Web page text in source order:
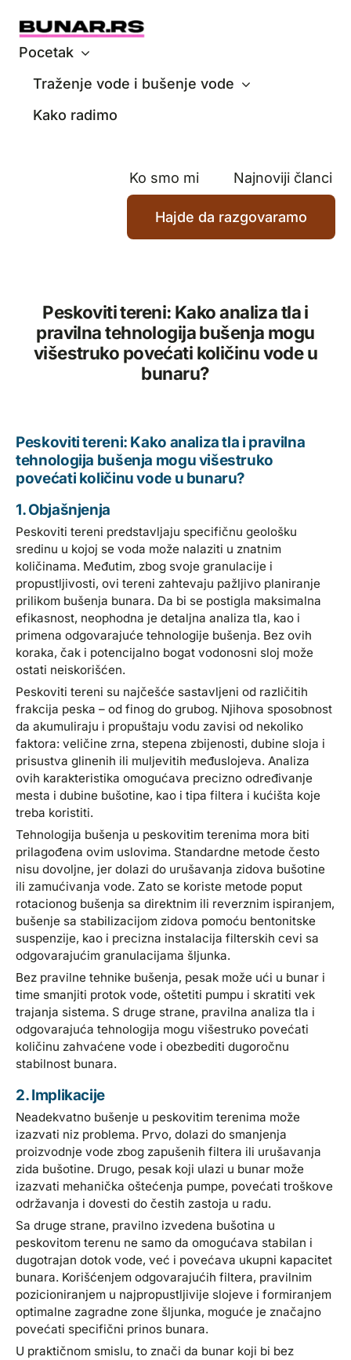
content
Pocetak
Traženje vode i bušenje vode
Kako radimo
Ko smo mi Najnoviji članci
Hajde da razgovaramo
Peskoviti tereni: Kako analiza tla i
pravilna tehnologija bušenja mogu
višestruko povećati količinu vode u
bunaru?
Peskoviti tereni: Kako analiza tla i pravilna
tehnologija bušenja mogu višestruko
povećati količinu vode u bunaru?
1. Objašnjenja
Peskoviti tereni predstavljaju specifičnu geološku
sredinu u kojoj se voda može nalaziti u znatnim
količinama. Međutim, zbog svoje granulacije i
propustljivosti, ovi tereni zahtevaju pažljivo planiranje
prilikom bušenja bunara. Da bi se postigla maksimalna
efikasnost, neophodna je detaljna analiza tla, kao i
primena odgovarajuće tehnologije bušenja. Bez ovih
koraka, čak i potencijalno bogat vodonosni sloj može
ostati neiskorišćen.
Peskoviti tereni su najčešće sastavljeni od različitih
frakcija peska – od finog do grubog. Njihova sposobnost
da akumuliraju i propuštaju vodu zavisi od nekoliko
faktora: veličine zrna, stepena zbijenosti, dubine sloja i
prisustva glinenih ili muljevitih međuslojeva. Analiza
ovih karakteristika omogućava precizno određivanje
mesta i dubine bušotine, kao i tipa filtera i kućišta koje
treba koristiti.
Tehnologija bušenja u peskovitim terenima mora biti
prilagođena ovim uslovima. Standardne metode često
nisu dovoljne, jer dolazi do urušavanja zidova bušotine
ili zamućivanja vode. Zato se koriste metode poput
rotacionog bušenja sa direktnim ili reverznim ispiranjem,
bušenje sa stabilizacijom zidova pomoću bentonitske
suspenzije, kao i precizna instalacija filterskih cevi sa
odgovarajućim granulacijama šljunka.
Bez pravilne tehnike bušenja, pesak može ući u bunar i
time smanjiti protok vode, oštetiti pumpu i skratiti vek
trajanja sistema. S druge strane, pravilna analiza tla i
odgovarajuća tehnologija mogu višestruko povećati
količinu zahvaćene vode i obezbediti dugoročnu
stabilnost bunara.
2. Implikacije
Neadekvatno bušenje u peskovitim terenima može
izazvati niz problema. Prvo, dolazi do smanjenja
proizvodnje vode zbog zapušenih filtera ili urušavanja
zida bušotine. Drugo, pesak koji ulazi u bunar može
izazvati mehanička oštećenja pumpe, povećati troškove
održavanja i dovesti do čestih zastoja u radu.
Sa druge strane, pravilno izvedena bušotina u
peskovitom terenu ne samo da omogućava stabilan i
dugotrajan dotok vode, već i povećava ukupni kapacitet
bunara. Korišćenjem odgovarajućih filtera, pravilnim
pozicioniranjem u najpropustljivije slojeve i formiranjem
optimalne zagradne zone šljunka, moguće je značajno
povećati specifični prinos bunara.
U praktičnom smislu, to znači da bunar koji bi bez